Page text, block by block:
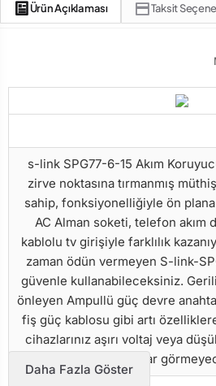
Ürün Açıklaması Taksit
s-link SPG77-6-15 Akım
zirve noktasına tırmanmış
sahip, fonksiyonelliğiyle ön
AC Alman soketi, telefon akım
kablolu tv girişiyle farklılık
zaman ödün vermeyen S-link-
güvenle kullanabileceksiniz.
önleyen Ampullü güç devre
fiş güç kablosu gibi artı
cihazlarınız aşırı voltaj veya
zarar
Daha Fazla Göster